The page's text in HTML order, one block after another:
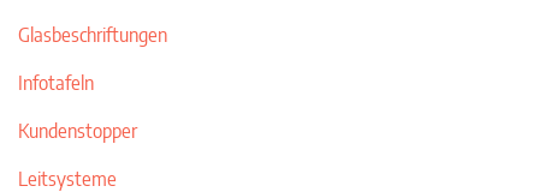
Glasbeschriftungen
Infotafeln
Kundenstopper
Leitsysteme